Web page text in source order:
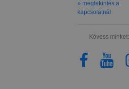
» megtekintés a
kapcsolatnál
Kövess minket: